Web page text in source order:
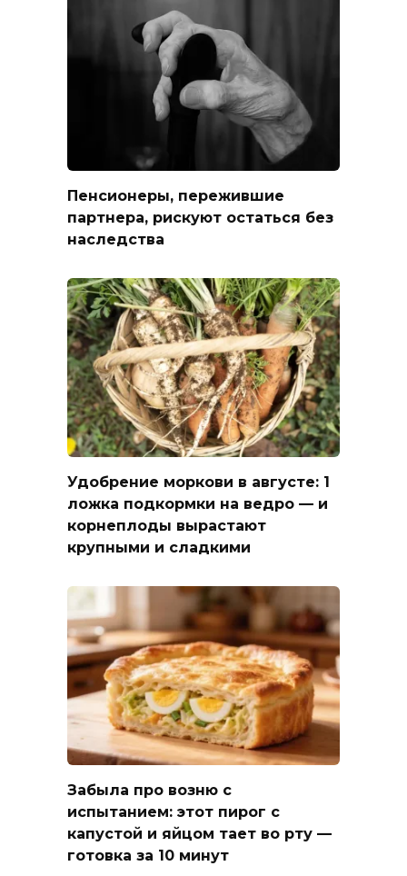
Пенсионеры, пережившие
партнера, рискуют остаться без
наследства
Удобрение моркови в августе: 1
ложка подкормки на ведро — и
корнеплоды вырастают
крупными и сладкими
Забыла про возню с
испытанием: этот пирог с
капустой и яйцом тает во рту —
готовка за 10 минут